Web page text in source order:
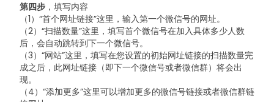
第四步 ，填写内容
（1）“首个网址链接”这里，输入第一个微信号的网址。
（2）“扫描数量”这里，填写首个微信号在加入具体多少人数
后，会自动跳转到下一个微信号。
（3）“网站”这里，填写在您设置的初始网址链接的扫描数量完
成之后，此网址链接（即下一个微信号或者微信群）将会出
现。
（4）“添加更多”这里可以增加更多的微信号链接或者微信群链